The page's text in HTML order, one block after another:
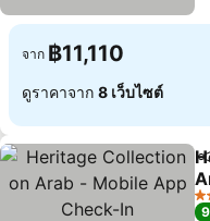
จาก ฿11,110
ดูราคาจาก 8 เว็บไซต์
แ
ดู
3